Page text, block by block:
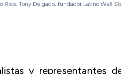
Tony Delgado, fundador Latino Wall
y representantes